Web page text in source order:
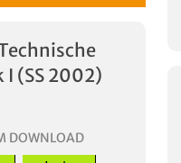
(SS 2002)
DOWNLOAD